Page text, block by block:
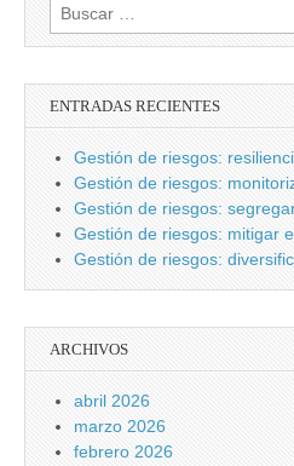
Buscar:
ENTRADAS RECIENTES
Gestión de riesgos:
Gestión de riesgos:
Gestión de riesgos:
Gestión de riesgos: mitigar
Gestión de riesgos:
ARCHIVOS
abril 2026
marzo 2026
febrero 2026